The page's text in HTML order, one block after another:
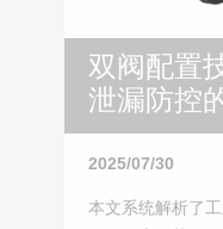
双阀配置
泄漏防控
2025/07/30
本文系统解析了